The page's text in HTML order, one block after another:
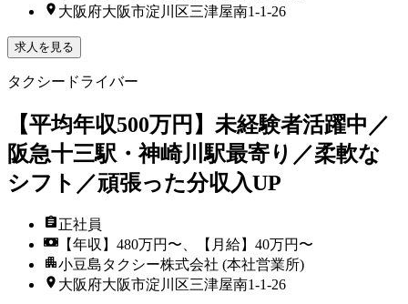
大阪府大阪市淀川区三津屋南1-1-26
求人を見る
タクシードライバー
【平均年収500万円】未経験者活躍中／
阪急十三駅・神崎川駅最寄り／柔軟な
シフト／頑張った分収入UP
正社員
【年収】480万円〜、【月給】40万円〜
小豆島タクシー株式会社 (本社営業所)
大阪府大阪市淀川区三津屋南1-1-26